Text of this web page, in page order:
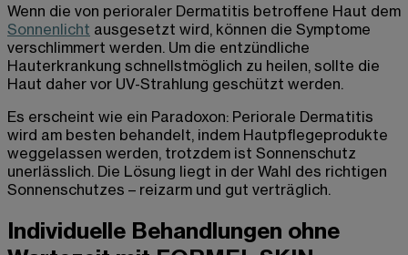
Wenn die von perioraler Dermatitis betroffene Haut dem
Sonnenlicht ausgesetzt wird, können die Symptome
verschlimmert werden. Um die entzündliche
Hauterkrankung schnellstmöglich zu heilen, sollte die
Haut daher vor UV-Strahlung geschützt werden.
Es erscheint wie ein Paradoxon: Periorale Dermatitis
wird am besten behandelt, indem Hautpflegeprodukte
weggelassen werden, trotzdem ist Sonnenschutz
unerlässlich. Die Lösung liegt in der Wahl des richtigen
Sonnenschutzes – reizarm und gut verträglich.
Individuelle Behandlungen ohne